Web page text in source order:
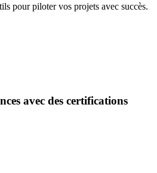
pour piloter vos projets avec succès.
avec des certifications